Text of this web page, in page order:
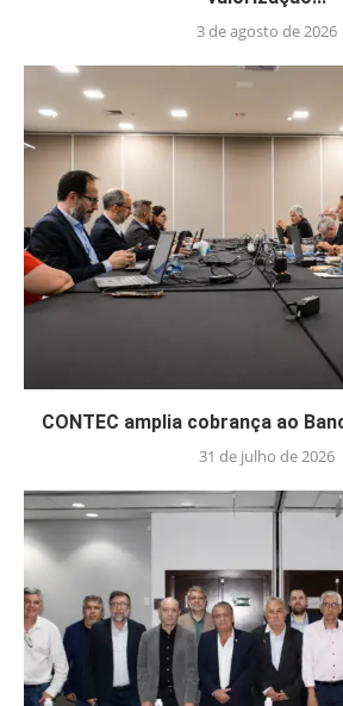
3 de agosto de 2026
CONTEC amplia cobrança ao
31 de julho de 2026